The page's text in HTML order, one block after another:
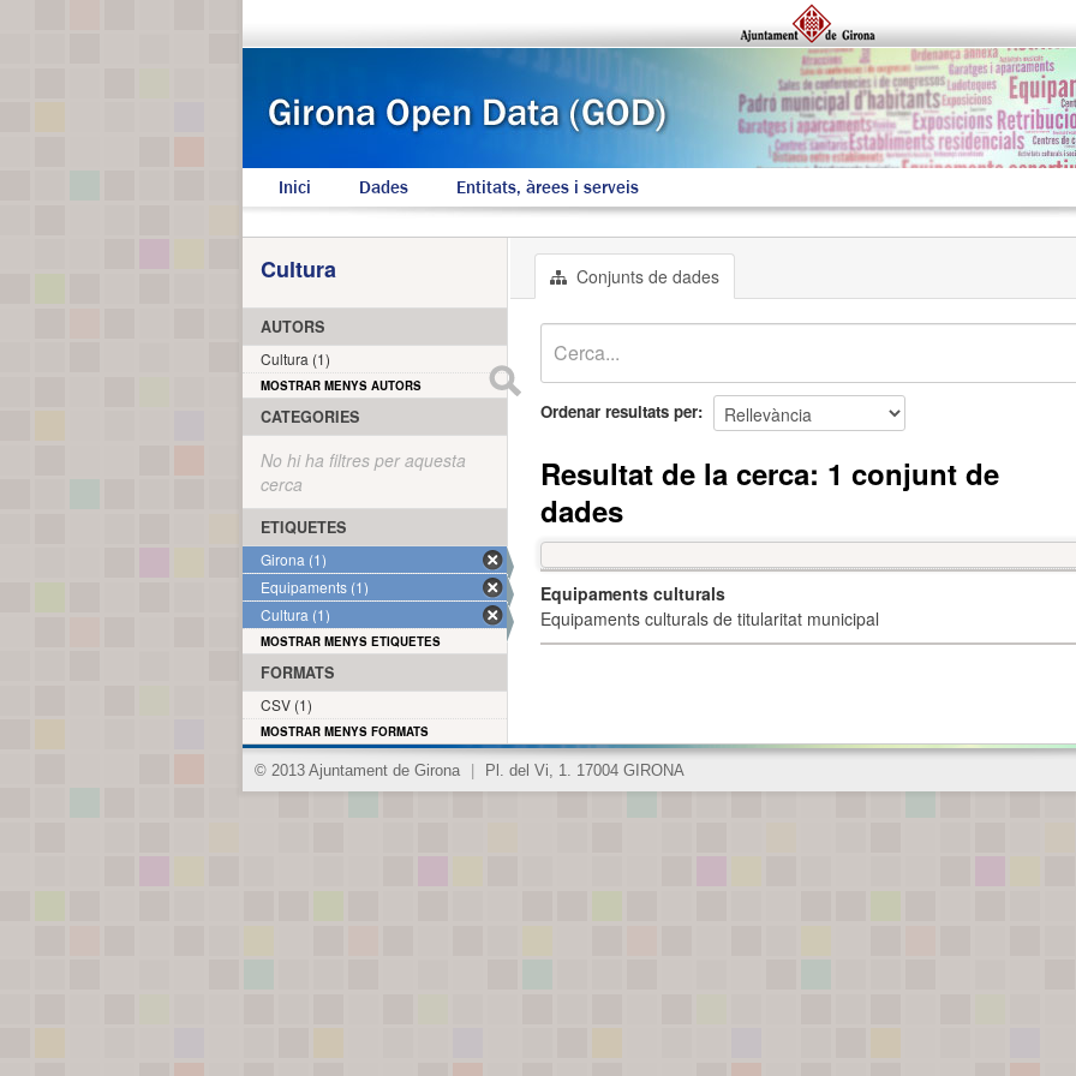
Inici Dades Entitats, àrees i serveis
Conjunts de dades
Ordenar resultats per
Resultat de la cerca: 1 conjunt de
dades
Equipaments culturals
Equipaments culturals de titularitat municipal
Cultura
AUTORS
Cultura (1)
MOSTRAR MENYS AUTORS
CATEGORIES
No hi ha filtres per aquesta
cerca
ETIQUETES
Girona (1)
Equipaments (1)
Cultura (1)
MOSTRAR MENYS ETIQUETES
FORMATS
CSV (1)
MOSTRAR MENYS FORMATS
© 2013 Ajuntament de Girona Pl. del Vi, 1. 17004 GIRONA